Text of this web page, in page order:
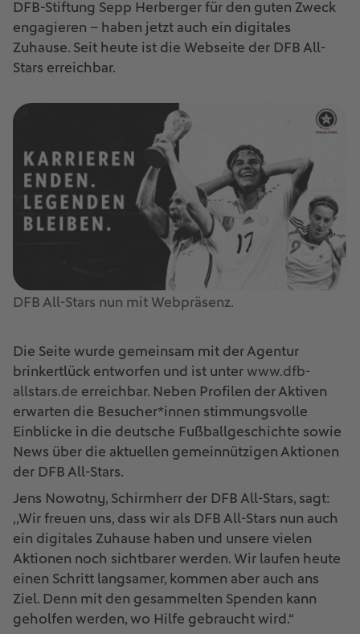
DFB-Stiftung Sepp Herberger für den guten Zweck
engagieren – haben jetzt auch ein digitales
Zuhause. Seit heute ist die Webseite der DFB All-
Stars erreichbar.
DFB All-Stars nun mit Webpräsenz.
Die Seite wurde gemeinsam mit der Agentur
brinkertlück entworfen und ist unter www.dfb-
allstars.de erreichbar. Neben Profilen der Aktiven
erwarten die Besucher*innen stimmungsvolle
Einblicke in die deutsche Fußballgeschichte sowie
News über die aktuellen gemeinnützigen Aktionen
der DFB All-Stars.
Jens Nowotny, Schirmherr der DFB All-Stars, sagt:
,,Wir freuen uns, dass wir als DFB All-Stars nun auch
ein digitales Zuhause haben und unsere vielen
Aktionen noch sichtbarer werden. Wir laufen heute
einen Schritt langsamer, kommen aber auch ans
Ziel. Denn mit den gesammelten Spenden kann
geholfen werden, wo Hilfe gebraucht wird.“